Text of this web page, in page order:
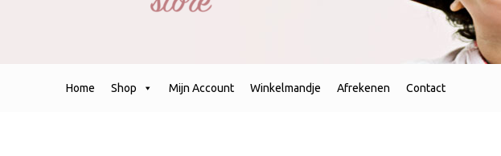
Home Shop Mijn Account Winkelmandje Afrekenen Contact